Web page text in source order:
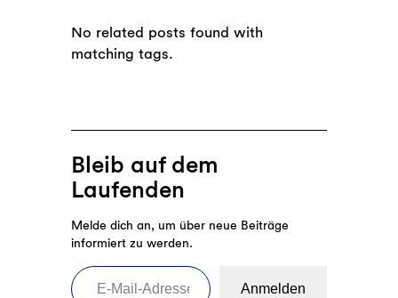
No related posts found with
matching tags.
Bleib auf dem
Laufenden
Melde dich an, um über neue Beiträge
informiert zu werden.
E-Mail-Adresse eingeben
Anmelden